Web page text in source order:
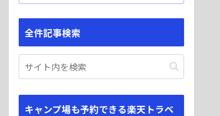
全件記事検索
キャンプ場も予約できる楽天トラベ